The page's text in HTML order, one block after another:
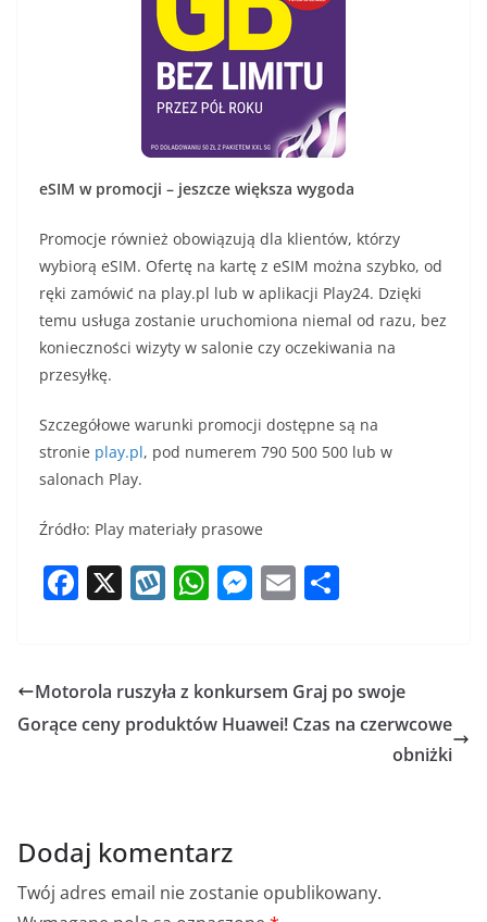
eSIM w promocji – jeszcze większa wygoda
Promocje również obowiązują dla klientów, którzy
wybiorą eSIM. Ofertę na kartę z eSIM można szybko, od
ręki zamówić na play.pl lub w aplikacji Play24. Dzięki
temu usługa zostanie uruchomiona niemal od razu, bez
konieczności wizyty w salonie czy oczekiwania na
przesyłkę.
Szczegółowe warunki promocji dostępne są na
stronie play.pl, pod numerem 790 500 500 lub w
salonach Play.
Źródło: Play materiały prasowe
F
e
b
X W
o
p
W
s
A
M
e
n
E
l e
Motorola ruszyła z konkursem Graj po swoje
Gorące ceny produktów Huawei! Czas na czerwcowe
obniżki
Dodaj komentarz
Twój adres email nie zostanie opublikowany.